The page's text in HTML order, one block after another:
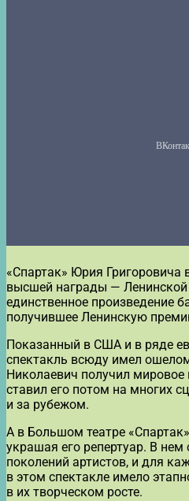
«Спартак» Юрия Григоровича
высшей награды —
единственное произведение
получившее Ленинскую
Показанный в США и в ряде
спектакль всюду имел
Николаевич получил мировое
ставил его потом на многих
и за рубежом.
А в Большом театре
украшая его репертуар. В
поколений артистов, и для
в этом спектакле имело
в их творческом росте.